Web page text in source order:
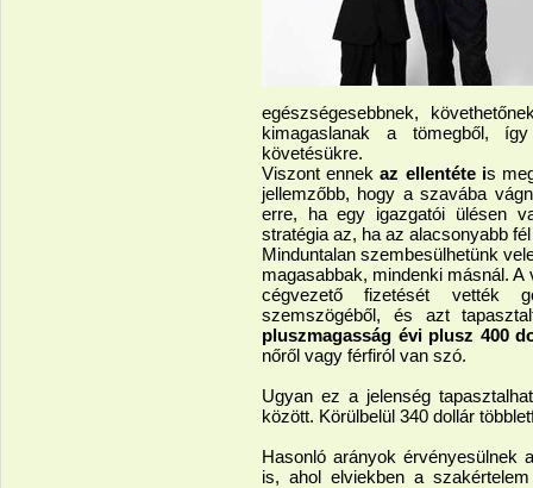
egészségesebbnek,
kimagaslanak a tömegből,
követésükre.
Viszont ennekaz ellentéte is
jellemzőbb, hogy a szavába
erre, ha egy igazgatói ülésen
stratégia az, ha az alacsonyabb
Minduntalan szembesülhetünk
magasabbak, mindenki másnál.
cégvezető fizetését vették
szemszögéből, és azt
pluszmagasság évi plusz 400
nőről vagy férfiról van szó.
Ugyan ez a jelenség
között. Körülbelül 340 dollár
Hasonló arányok érvényesülnek
is, ahol elviekben a